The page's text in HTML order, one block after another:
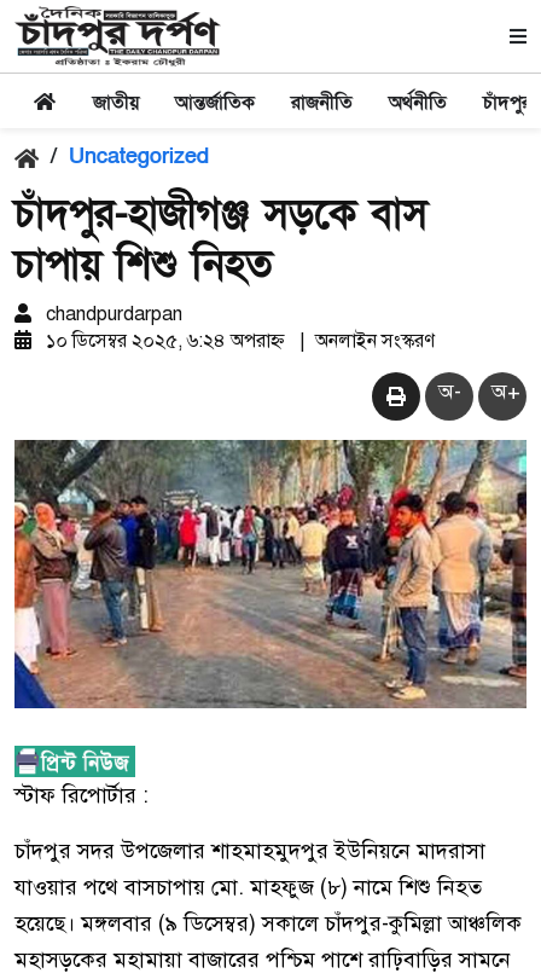
জাতীয় আন্তর্জাতিক রাজনীতি অর্থনীতি চাঁদপুর
/ Uncategorized
চাঁদপুর-হাজীগঞ্জ সড়কে বাস
চাপায় শিশু নিহত
chandpurdarpan
১০ ডিসেম্বর ২০২৫, ৬:২৪ অপরাহ্ন
অনলাইন সংস্করণ
অ- অ+
স্টাফ রিপোর্টার :
চাঁদপুর সদর উপজেলার শাহমাহমুদপুর ইউনিয়নে মাদরাসা
যাওয়ার পথে বাসচাপায় মো. মাহফুজ (৮) নামে শিশু নিহত
হয়েছে। মঙ্গলবার (৯ ডিসেম্বর) সকালে চাঁদপুর-কুমিল্লা আঞ্চলিক
মহাসড়কের মহামায়া বাজারের পশ্চিম পাশে রাঢ়িবাড়ির সামনে